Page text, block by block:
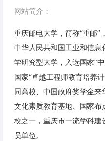
网站简介：
重庆邮电大学，简称“重邮
中华人民共和国工业和信息
学研究型大学，入选国家“
国家“卓越工程师教育培养
同高校、中国政府奖学金
文化素质教育基地、国家布
校之一，重庆市一流学科
员单位。